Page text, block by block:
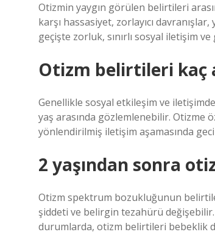
Otizmin yaygın görülen belirtileri
karşı hassasiyet, zorlayıcı
geçişte zorluk, sınırlı sosyal iletişim
Otizm belirtileri kaç
Genellikle sosyal etkileşim ve
yaş arasında gözlemlenebilir. Otizme
yönlendirilmiş iletişim aşamasında
2 yaşından sonra
Otizm spektrum bozukluğunun
şiddeti ve belirgin tezahürü
durumlarda, otizm belirtileri bebeklik